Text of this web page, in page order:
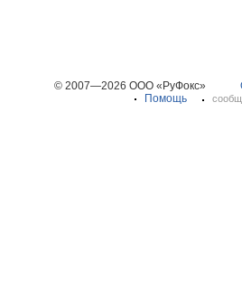
© 2007—2026 ООО «РуФокс»
Помощь